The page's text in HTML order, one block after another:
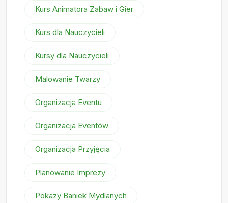
Kurs Animatora Zabaw i Gier
Kurs dla Nauczycieli
Kursy dla Nauczycieli
Malowanie Twarzy
Organizacja Eventu
Organizacja Eventów
Organizacja Przyjęcia
Planowanie Imprezy
Pokazy Baniek Mydlanych